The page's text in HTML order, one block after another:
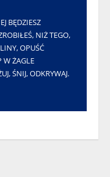
BĘDZIESZ
NIŻ TEGO,
OPUŚĆ
W ŻAGLE
ŚNIJ, ODKRYWAJ.